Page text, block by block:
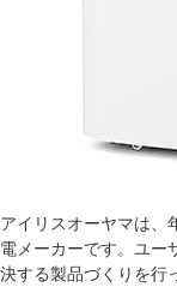
アイリスオーヤマは、
電メーカーです。ユー
決する製品づくりを行